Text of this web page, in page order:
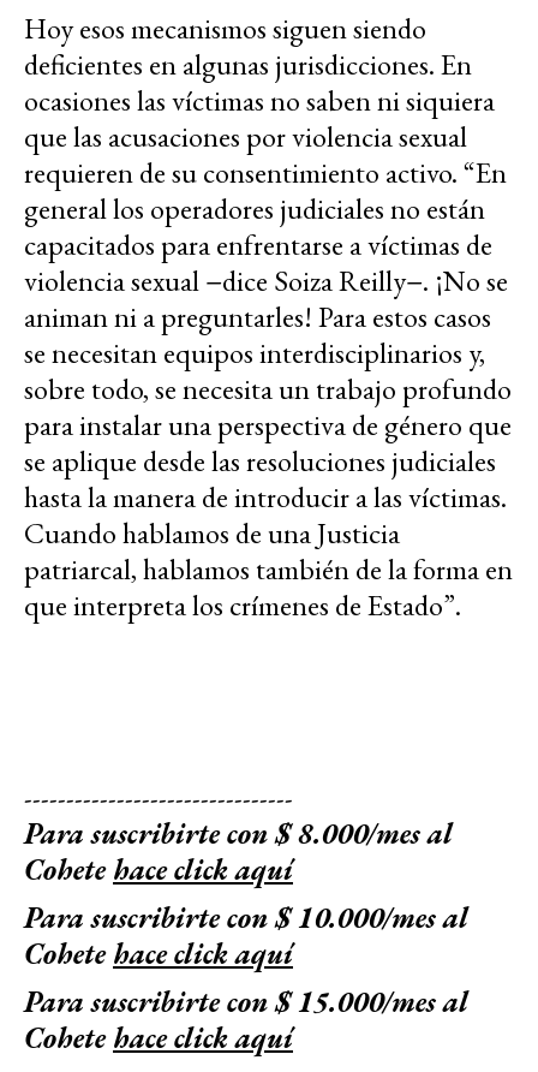
Hoy esos mecanismos siguen siendo
deficientes en algunas jurisdicciones. En
ocasiones las víctimas no saben ni siquiera
que las acusaciones por violencia sexual
requieren de su consentimiento activo. “En
general los operadores judiciales no están
capacitados para enfrentarse a víctimas de
violencia sexual −dice Soiza Reilly−. ¡No se
animan ni a preguntarles! Para estos casos
se necesitan equipos interdisciplinarios y,
sobre todo, se necesita un trabajo profundo
para instalar una perspectiva de género que
se aplique desde las resoluciones judiciales
hasta la manera de introducir a las víctimas.
Cuando hablamos de una Justicia
patriarcal, hablamos también de la forma en
que interpreta los crímenes de Estado”.
--------------------------------
Para suscribirte con $ 8.000/mes al
Cohetehace click aquí
Para suscribirte con $ 10.000/mes al
Cohetehace click aquí
Para suscribirte con $ 15.000/mes al
Cohetehace click aquí